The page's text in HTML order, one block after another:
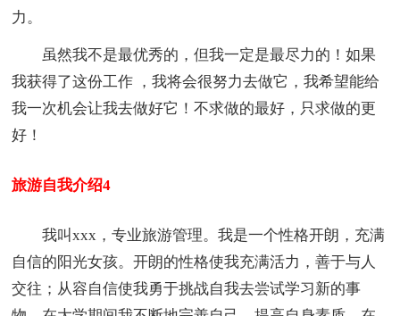
力。
虽然我不是最优秀的，但我一定是最尽力的！如果
我获得了这份工作 ，我将会很努力去做它，我希望能给
我一次机会让我去做好它！不求做的最好，只求做的更
好！
旅游自我介绍4
我叫xxx，专业旅游管理。我是一个性格开朗，充满
自信的阳光女孩。开朗的性格使我充满活力，善于与人
交往；从容自信使我勇于挑战自我去尝试学习新的事